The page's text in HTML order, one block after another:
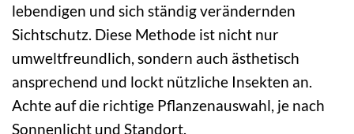
lebendigen und sich ständig verändernden
Sichtschutz. Diese Methode ist nicht nur
umweltfreundlich, sondern auch ästhetisch
ansprechend und lockt nützliche Insekten an.
Achte auf die richtige Pflanzenauswahl, je nach
Sonnenlicht und Standort.